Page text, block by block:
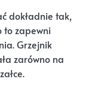
dokładnie tak,
to zapewni
Grzejnik
zarówno na